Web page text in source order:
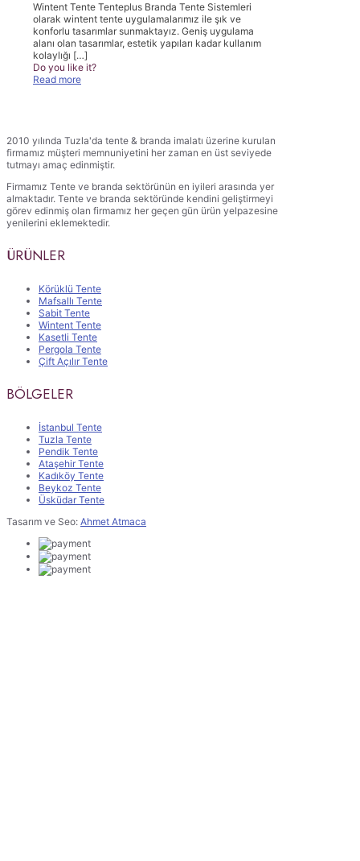
Wintent Tente Tenteplus Branda Tente Sistemleri
olarak wintent tente uygulamalarımız ile şık ve
konforlu tasarımlar sunmaktayız. Geniş uygulama
alanı olan tasarımlar, estetik yapıları kadar kullanım
kolaylığı […]
Do you like it?
Read more
2010 yılında Tuzla'da tente & branda imalatı üzerine kurulan
firmamız müşteri memnuniyetini her zaman en üst seviyede
tutmayı amaç edinmiştir.
Firmamız Tente ve branda sektörünün en iyileri arasında yer
almaktadır. Tente ve branda sektöründe kendini geliştirmeyi
görev edinmiş olan firmamız her geçen gün ürün yelpazesine
yenilerini eklemektedir.
ÜRÜNLER
Körüklü Tente
Mafsallı Tente
Sabit Tente
Wintent Tente
Kasetli Tente
Pergola Tente
Çift Açılır Tente
BÖLGELER
İstanbul Tente
Tuzla Tente
Pendik Tente
Ataşehir Tente
Kadıköy Tente
Beykoz Tente
Üsküdar Tente
Tasarım ve Seo: Ahmet Atmaca